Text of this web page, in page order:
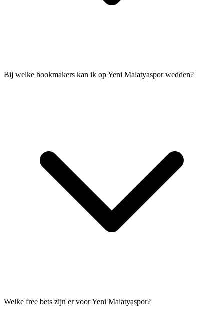
Bij welke bookmakers kan ik op Yeni Malatyaspor wedden?
Welke free bets zijn er voor Yeni Malatyaspor?